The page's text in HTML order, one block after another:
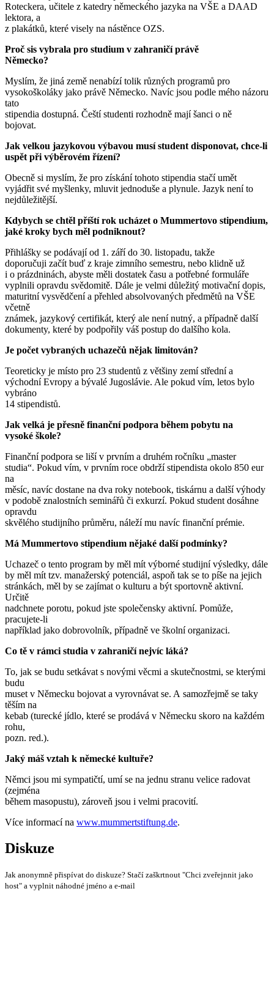
Roteckera, učitele z katedry německého jazyka na VŠE a DAAD
lektora, a
z plakátků, které visely na nástěnce OZS.
Proč sis vybrala pro studium v zahraničí právě
Německo?
Myslím, že jiná země nenabízí tolik různých programů pro
vysokoškoláky jako právě Německo. Navíc jsou podle mého názoru
tato
stipendia dostupná. Čeští studenti rozhodně mají šanci o ně
bojovat.
Jak velkou jazykovou výbavou musí student disponovat, chce-li
uspět při výběrovém řízení?
Obecně si myslím, že pro získání tohoto stipendia stačí umět
vyjádřit své myšlenky, mluvit jednoduše a plynule. Jazyk není to
nejdůležitější.
Kdybych se chtěl příští rok ucházet o Mummertovo stipendium,
jaké kroky bych měl podniknout?
Přihlášky se podávají od 1. září do 30. listopadu, takže
doporučuji začít buď z kraje zimního semestru, nebo klidně už
i o prázdninách, abyste měli dostatek času a potřebné formuláře
vyplnili opravdu svědomitě. Dále je velmi důležitý motivační dopis,
maturitní vysvědčení a přehled absolvovaných předmětů na VŠE
včetně
známek, jazykový certifikát, který ale není nutný, a případně další
dokumenty, které by podpořily váš postup do dalšího kola.
Je počet vybraných uchazečů nějak limitován?
Teoreticky je místo pro 23 studentů z většiny zemí střední a
východní Evropy a bývalé Jugoslávie. Ale pokud vím, letos bylo
vybráno
14 stipendistů.
Jak velká je přesně finanční podpora během pobytu na
vysoké škole?
Finanční podpora se liší v prvním a druhém ročníku „master
studia“. Pokud vím, v prvním roce obdrží stipendista okolo 850 eur
na
měsíc, navíc dostane na dva roky notebook, tiskárnu a další výhody
v podobě znalostních seminářů či exkurzí. Pokud student dosáhne
opravdu
skvělého studijního průměru, náleží mu navíc finanční prémie.
Má Mummertovo stipendium nějaké další podmínky?
Uchazeč o tento program by měl mít výborné studijní výsledky, dále
by měl mít tzv. manažerský potenciál, aspoň tak se to píše na jejich
stránkách, měl by se zajímat o kulturu a být sportovně aktivní.
Určitě
nadchnete porotu, pokud jste společensky aktivní. Pomůže,
pracujete-li
například jako dobrovolník, případně ve školní organizaci.
Co tě v rámci studia v zahraničí nejvíc láká?
To, jak se budu setkávat s novými věcmi a skutečnostmi, se kterými
budu
muset v Německu bojovat a vyrovnávat se. A samozřejmě se taky
těším na
kebab (turecké jídlo, které se prodává v Německu skoro na každém
rohu,
pozn. red.).
Jaký máš vztah k německé kultuře?
Němci jsou mi sympatičtí, umí se na jednu stranu velice radovat
(zejména
během masopustu), zároveň jsou i velmi pracovití.
Více informací na www.mummertstiftung.de.
Diskuze
Jak anonymně přispívat do diskuze? Stačí zaškrtnout "Chci zveřejnnit jako
host" a vyplnit náhodné jméno a e-mail